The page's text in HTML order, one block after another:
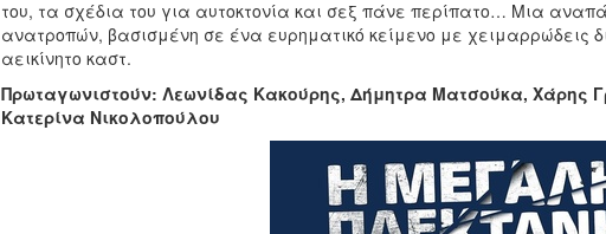
του, τα σχέδια του για αυτοκτονία και σεξ πάνε περίπατο… Μια
ανατροπών, βασισμένη σε ένα ευρηματικό κείμενο με χειμαρρώδεις
αεικίνητο καστ.
Πρωταγωνιστούν: Λεωνίδας Κακούρης, Δήμητρα Ματσούκα, Χάρης
Κατερίνα Νικολοπούλου